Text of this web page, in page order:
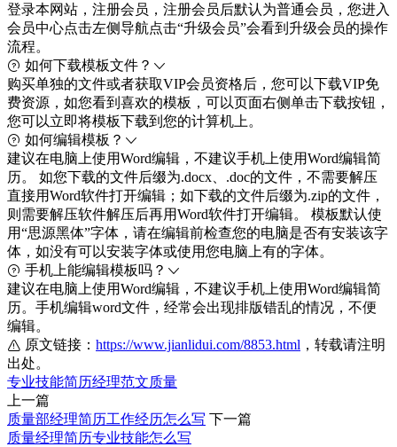
登录本网站，注册会员，注册会员后默认为普通会员，您进入
会员中心点击左侧导航点击“升级会员”会看到升级会员的操作
流程。
如何下载模板文件？
购买单独的文件或者获取VIP会员资格后，您可以下载VIP免
费资源，如您看到喜欢的模板，可以页面右侧单击下载按钮，
您可以立即将模板下载到您的计算机上。
如何编辑模板？
建议在电脑上使用Word编辑，不建议手机上使用Word编辑简
历。 如您下载的文件后缀为.docx、.doc的文件，不需要解压
直接用Word软件打开编辑；如下载的文件后缀为.zip的文件，
则需要解压软件解压后再用Word软件打开编辑。 模板默认使
用“思源黑体”字体，请在编辑前检查您的电脑是否有安装该字
体，如没有可以安装字体或使用您电脑上有的字体。
手机上能编辑模板吗？
建议在电脑上使用Word编辑，不建议手机上使用Word编辑简
历。手机编辑word文件，经常会出现排版错乱的情况，不便
编辑。
原文链接： https://www.jianlidui.com/8853.html ，转载请注明
出处。
专业技能简历经理范文质量
上一篇
质量部经理简历工作经历怎么写 下一篇
质量经理简历专业技能怎么写